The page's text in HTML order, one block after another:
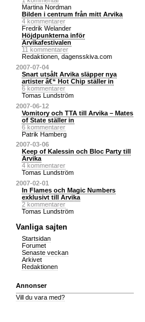
Martina Nordman
Bilden i centrum från mitt Arvika
4 kommentarer
Fredrik Welander
Höjdpunkterna inför
Arvikafestivalen
11 kommentarer
Redaktionen, dagensskiva.com
2007-07-04
Snart utsålt Arvika släpper nya
artister â€“ Hot Chip ställer in
6 kommentarer
Tomas Lundström
2007-06-12
Vomitory och TTA till Arvika – Mates
of State ställer in
6 kommentarer
Patrik Hamberg
2007-03-06
Keep of Kalessin och Bloc Party till
Arvika
4 kommentarer
Tomas Lundström
2007-02-01
In Flames och Magic Numbers
exklusivt till Arvika
2 kommentarer
Tomas Lundström
Vanliga sajten
Startsidan
Forumet
Senaste veckan
Arkivet
Redaktionen
Annonser
Vill du vara med?